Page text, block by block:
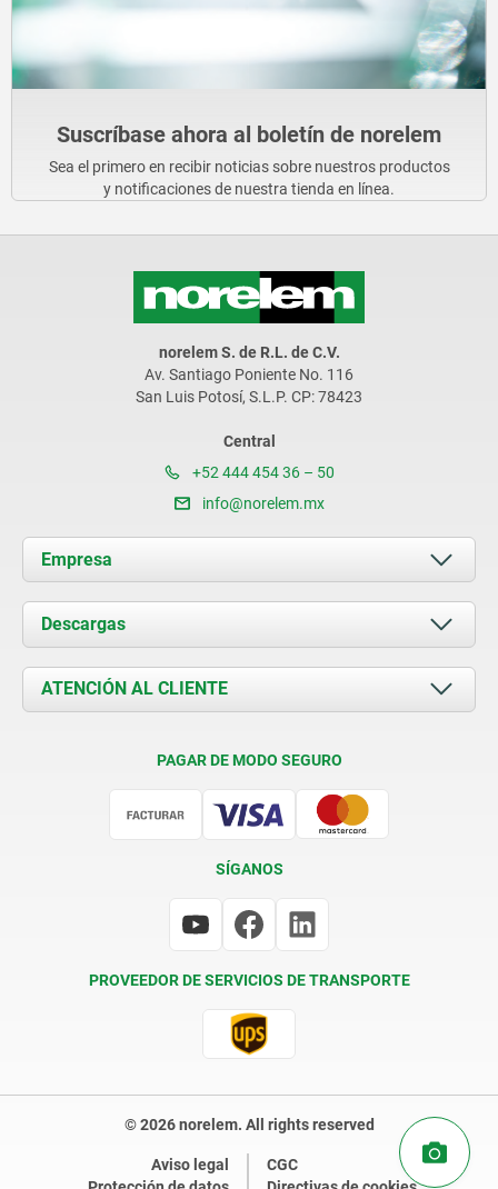
Suscríbase ahora al boletín de norelem
Sea el primero en recibir noticias sobre nuestros productos
y notificaciones de nuestra tienda en línea.
norelem S. de R.L. de C.V.
Av. Santiago Poniente No. 116
San Luis Potosí, S.L.P. CP: 78423
Central
+52 444 454 36 – 50
info@norelem.mx
Empresa
Acerca de nosotros
Novedades
Contacto
Descargas
Documents
ATENCIÓN AL CLIENTE
PAGAR DE MODO SEGURO
SÍGANOS
PROVEEDOR DE SERVICIOS DE TRANSPORTE
© 2026 norelem. All rights reserved
Aviso legal
CGC